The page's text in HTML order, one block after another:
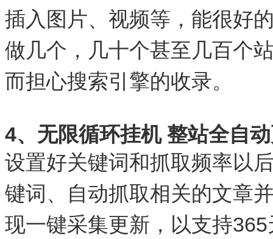
插入图片、视频等，能很好
做几个，几十个甚至几百个
而担心搜索引擎的收录。
4、无限循环挂机 整站全自
设置好关键词和抓取频率以
键词、自动抓取相关的文章
现一键采集更新，以支持